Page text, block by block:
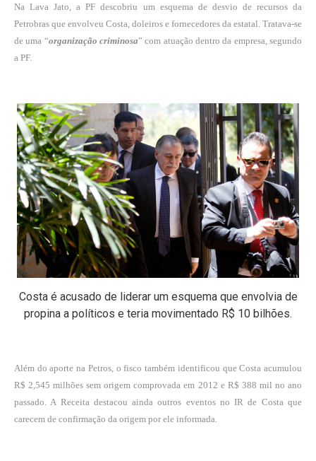
Na Lava Jato, a PF descobriu um esquema de desvio de recursos da
Petrobras que envolveu Costa, doleiros e fornecedores da estatal. Tratava-se
de uma “organização criminosa” com atuação dentro da empresa, segundo
a PF.
Costa é acusado de liderar um esquema que envolvia de
propina a políticos e teria movimentado R$ 10 bilhões.
Além do aporte na Petros, o fisco também identificou que Costa acumulou
R$ 2,545 milhões sem origem comprovada em 2012 e R$ 388 mil no ano
passado. A Receita destacou ainda outros eventos no IR de Costa que
carecem de confirmação da origem por ele informada.